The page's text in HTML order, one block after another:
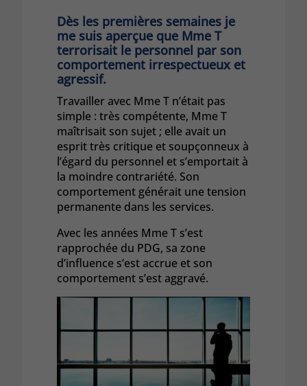
Dès les premières semaines je
me suis aperçue que Mme T
terrorisait le personnel par son
comportement irrespectueux et
agressif.
Travailler avec Mme T n’était pas
simple : très compétente, Mme T
maîtrisait son sujet ; elle avait un
esprit très critique et soupçonneux à
l’égard du personnel et s’emportait à
la moindre contrariété. Son
comportement générait une tension
permanente dans les services.
Avec les années Mme T s’est
rapprochée du PDG, sa zone
d’influence s’est accrue et son
comportement s’est aggravé.